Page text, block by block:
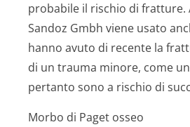
probabile il rischio di fratture.
Sandoz Gmbh viene usato
hanno avuto di recente la
di un trauma minore, come
pertanto sono a rischio di
Morbo di Paget osseo